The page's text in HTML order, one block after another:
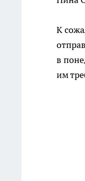
К
в
им